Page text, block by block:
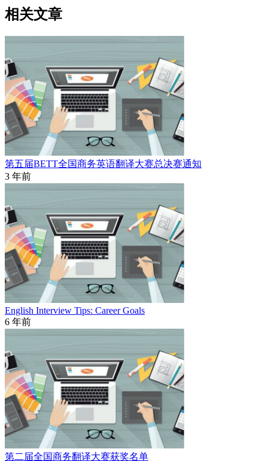
相关文章
第五届BETT全国商务英语翻译大赛总决赛通知
3 年前
English Interview Tips: Career Goals
6 年前
第二届全国商务翻译大赛获奖名单